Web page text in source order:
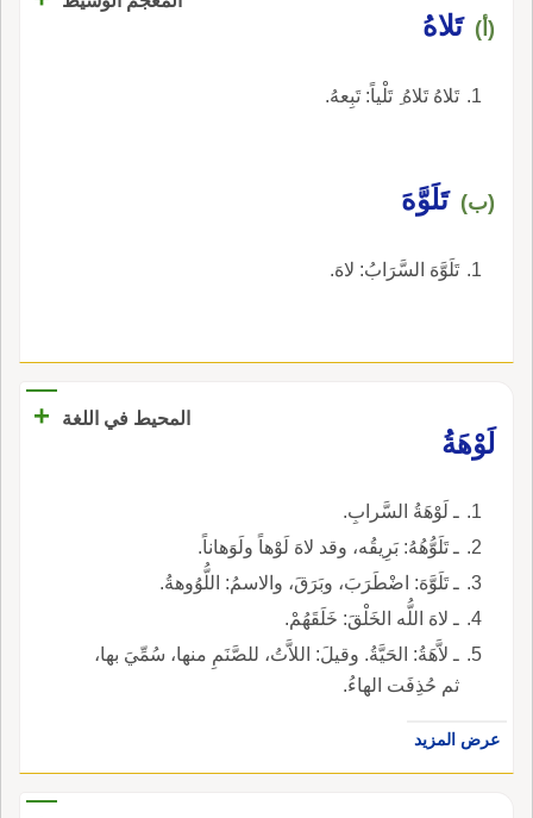
(أ) تَلاهُ
تَلاهُ تَلاهُ ِ تَلْياً: تَبِعهُ.
(ب) تَلَوَّهَ
تَلَوَّهَ السَّرَابُ: لاهَ.
المحيط في اللغة
+
لَوْهَةُ
ـ لَوْهَةُ السَّرابِ.
ـ تَلَوُّهُهُ: بَرِيقُه، وقد لاهَ لَوْهاً ولَوَهاناً.
ـ تَلَوَّهَ: اضْطَرَبَ، وبَرَقَ، والاسمُ: اللُّوُوهةُ.
ـ لاهَ اللُّه الخَلْقَ: خَلَقَهُمْ.
ـ لاَّهَةُ: الحَيَّةُ. وقيلَ: اللاَّتُ، للصَّنَمِ منها، سُمِّيَ بها،
ثم حُذِفَت الهاءُ.
عرض المزيد